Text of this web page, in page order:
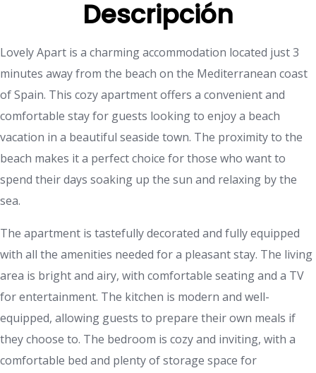
Descripción
Lovely Apart is a charming accommodation located just 3
minutes away from the beach on the Mediterranean coast
of Spain. This cozy apartment offers a convenient and
comfortable stay for guests looking to enjoy a beach
vacation in a beautiful seaside town. The proximity to the
beach makes it a perfect choice for those who want to
spend their days soaking up the sun and relaxing by the
sea.
The apartment is tastefully decorated and fully equipped
with all the amenities needed for a pleasant stay. The living
area is bright and airy, with comfortable seating and a TV
for entertainment. The kitchen is modern and well-
equipped, allowing guests to prepare their own meals if
they choose to. The bedroom is cozy and inviting, with a
comfortable bed and plenty of storage space for